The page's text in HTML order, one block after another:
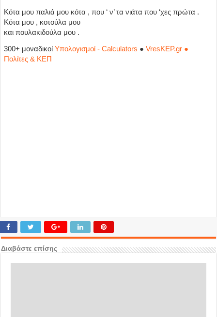
Κότα μου παλιά μου κότα , που ‘ ν’ τα νιάτα που ‘χες πρώτα .
Κότα μου , κοτούλα μου
και πουλακιδούλα μου .
300+ μοναδικοίΥπολογισμοί - Calculators ●VresKEP.gr ●
Πολίτες & ΚΕΠ
Διαβάστε επίσης